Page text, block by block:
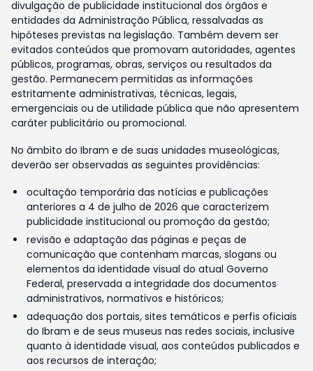
divulgação de publicidade institucional dos órgãos e
entidades da Administração Pública, ressalvadas as
hipóteses previstas na legislação. Também devem ser
evitados conteúdos que promovam autoridades, agentes
públicos, programas, obras, serviços ou resultados da
gestão. Permanecem permitidas as informações
estritamente administrativas, técnicas, legais,
emergenciais ou de utilidade pública que não apresentem
caráter publicitário ou promocional.
No âmbito do Ibram e de suas unidades museológicas,
deverão ser observadas as seguintes providências:
ocultação temporária das notícias e publicações
anteriores a 4 de julho de 2026 que caracterizem
publicidade institucional ou promoção da gestão;
revisão e adaptação das páginas e peças de
comunicação que contenham marcas, slogans ou
elementos da identidade visual do atual Governo
Federal, preservada a integridade dos documentos
administrativos, normativos e históricos;
adequação dos portais, sites temáticos e perfis oficiais
do Ibram e de seus museus nas redes sociais, inclusive
quanto à identidade visual, aos conteúdos publicados e
aos recursos de interação;